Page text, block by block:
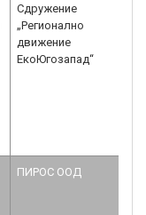
Сдружение
„Регионално
движение
ЕкоЮгозапад“
ПИРОС ООД